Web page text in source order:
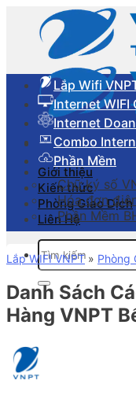
content
Giới thiệu
Kiến thức
Phòng Giao Dịch
Liên Hệ
Tìm
kiếm:
Lắp Wifi
Internet WIFI
Internet
Combo
Phần Mềm
Chữ ký số
Hóa đơn
Phần Mềm
Lắp WIFI VNPT» Phòng
Danh Sách
Hàng VNPT